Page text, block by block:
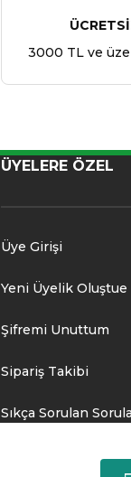
3000 TL ve
ÜYELERE ÖZEL
Üye Girişi
Yeni Üyelik Oluştue
Şifremi Unuttum
Sipariş Takibi
Sıkça Sorulan